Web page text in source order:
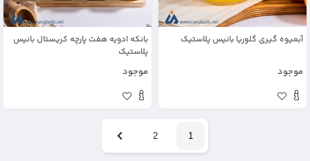
آبمیوه گیری گلوریا بانیس پلاستیک
موجود
بانکه ادویه هفت پارچه کریستال بانیس
پلاستیک
موجود
1
2